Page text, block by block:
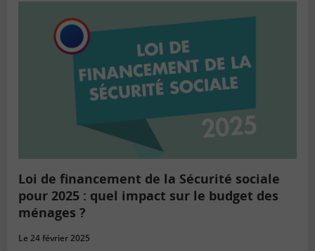
Loi de financement de la Sécurité sociale
pour 2025 : quel impact sur le budget des
ménages ?
Le 24 février 2025